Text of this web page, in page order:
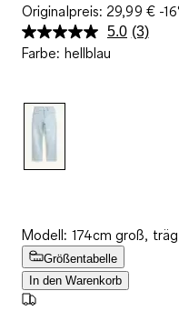
Originalpreis: 29,99 €-
5.0 3
(3)
Farbe: hellblau
Modell: 174cm groß,
Größentabelle
In den Warenkorb